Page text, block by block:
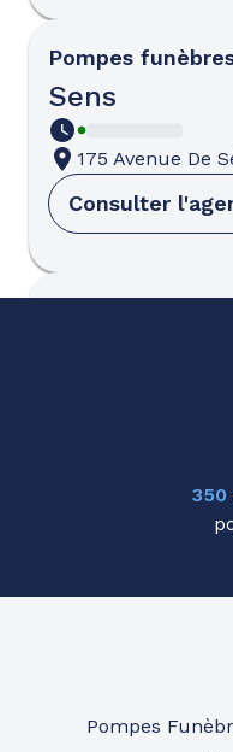
Pompes
Sens
175 Avenue De
Consulter
Amilly
350
Pompes